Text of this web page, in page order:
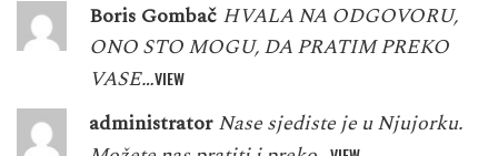
Boris Gombač HVALA NA ODGOVORU,
ONO STO MOGU, DA PRATIM PREKO
VASE…VIEW
administrator Nase sjediste je u Njujorku.